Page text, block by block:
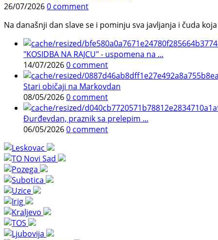
26/07/20260 comment
Na današnji dan slave se i pominju sva javljanja i čuda
"KOSIDBA NA RAJCU" - uspomena na ...
14/07/20260 comment
Stari običaji na Markovdan
08/05/20260 comment
Đurđevdan, praznik sa prelepim ...
06/05/20260 comment